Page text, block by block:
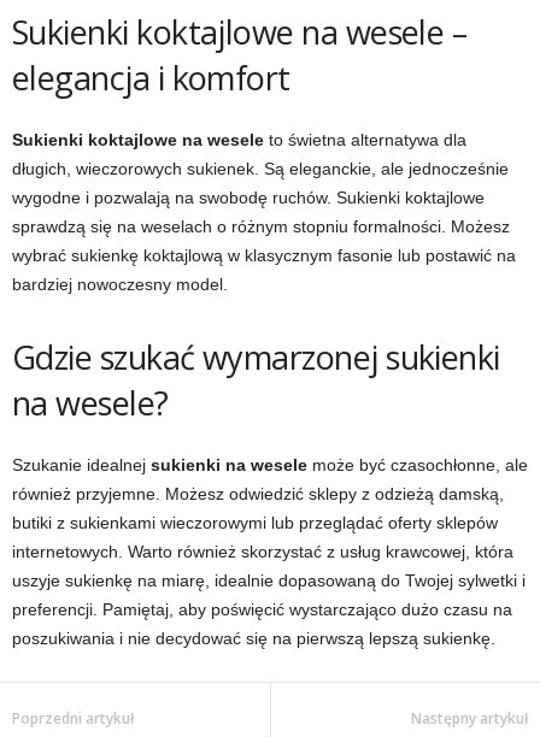
Sukienki koktajlowe na wesele –
elegancja i komfort
Sukienki koktajlowe na wesele to świetna alternatywa dla
długich, wieczorowych sukienek. Są eleganckie, ale jednocześnie
wygodne i pozwalają na swobodę ruchów. Sukienki koktajlowe
sprawdzą się na weselach o różnym stopniu formalności. Możesz
wybrać sukienkę koktajlową w klasycznym fasonie lub postawić na
bardziej nowoczesny model.
Gdzie szukać wymarzonej sukienki
na wesele?
Szukanie idealnej sukienki na wesele może być czasochłonne, ale
również przyjemne. Możesz odwiedzić sklepy z odzieżą damską,
butiki z sukienkami wieczorowymi lub przeglądać oferty sklepów
internetowych. Warto również skorzystać z usług krawcowej, która
uszyje sukienkę na miarę, idealnie dopasowaną do Twojej sylwetki i
preferencji. Pamiętaj, aby poświęcić wystarczająco dużo czasu na
poszukiwania i nie decydować się na pierwszą lepszą sukienkę.
Poprzedni artykuł Następny artykuł